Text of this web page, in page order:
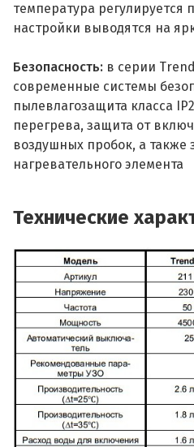
температура регулируется
настройки выводятся на
Безопасность: в серии
современные системы
пылевлагозащита класса
перегрева, защита от
воздушных пробок, а также
нагревательного элемента
Технические